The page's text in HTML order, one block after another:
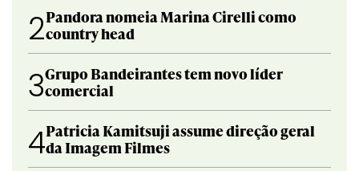
2Pandora nomeia Marina Cirelli como
country head
3Grupo Bandeirantes tem novo líder
comercial
4Patricia Kamitsuji assume direção geral
da Imagem Filmes